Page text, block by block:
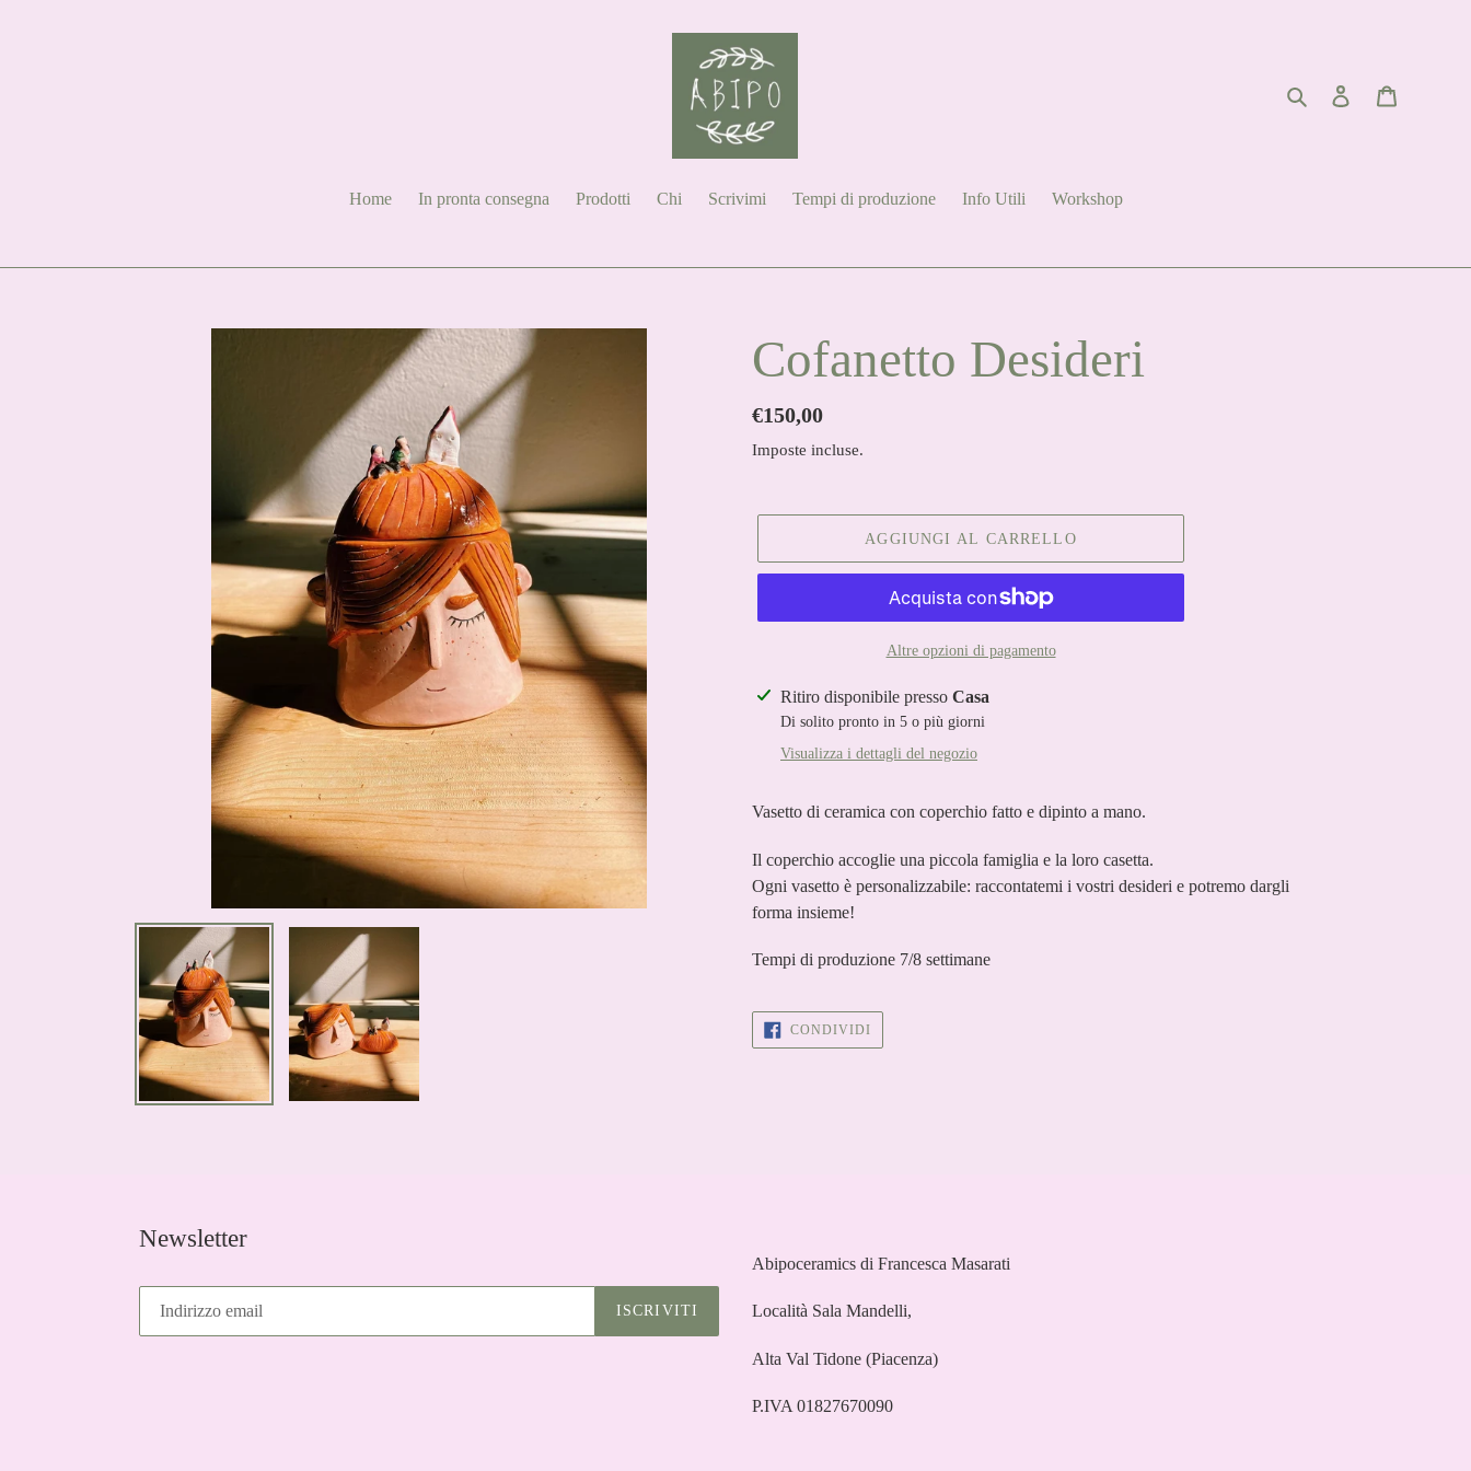
Cerca Accedi
Home In pronta consegna Prodotti Chi Scrivimi Tempi di produzione Info Utili Workshop
Cofanetto Desideri
Prezzo
di
€150,00
Imposte incluse.
AGGIUNGI AL CARRELLO
Altre opzioni di pagamento
Inserimento
prodotto
Ritiro disponibile presso Casa
Di solito pronto in 5 o più giorni
Visualizza i dettagli del negozio
Vasetto di ceramica con coperchio fatto e dipinto a mano.
Il coperchio accoglie una piccola famiglia e la loro casetta.
Ogni vasetto è personalizzabile: raccontatemi i vostri desideri e potremo dargli
forma insieme!
Tempi di produzione 7/8 settimane
CONDIVIDICONDIVIDI
FACEBOOK
Newsletter
ISCRIVITI
Abipoceramics di Francesca Masarati
Località Sala Mandelli,
Alta Val Tidone (Piacenza)
P.IVA 01827670090